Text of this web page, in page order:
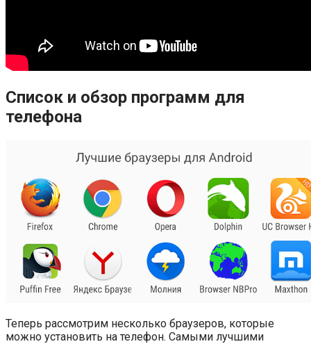
Список и обзор программ для
телефона
Теперь рассмотрим несколько браузеров, которые
можно установить на телефон. Самыми лучшими